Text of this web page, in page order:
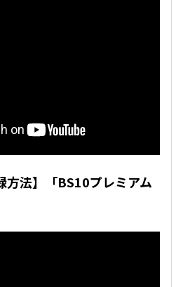
方法】「BS10プレミアム